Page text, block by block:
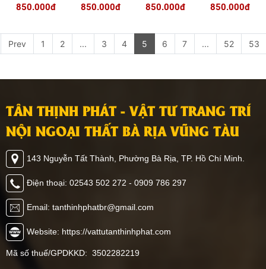
850.000đ 850.000đ 850.000đ 850.000đ
Prev 1 2 ... 3 4 5 6 7 ... 52 53
TÂN THỊNH PHÁT - VẬT TƯ TRANG TRÍ
NỘI NGOẠI THẤT BÀ RỊA VŨNG TÀU
143 Nguyễn Tất Thành, Phường Bà Rịa, TP. Hồ Chí Minh.
Điện thoại: 02543 502 272 - 0909 786 297
Email: tanthinhphatbr@gmail.com
Website: https://vattutanthinhphat.com
Mã số thuế/GPDKKD: 3502282219